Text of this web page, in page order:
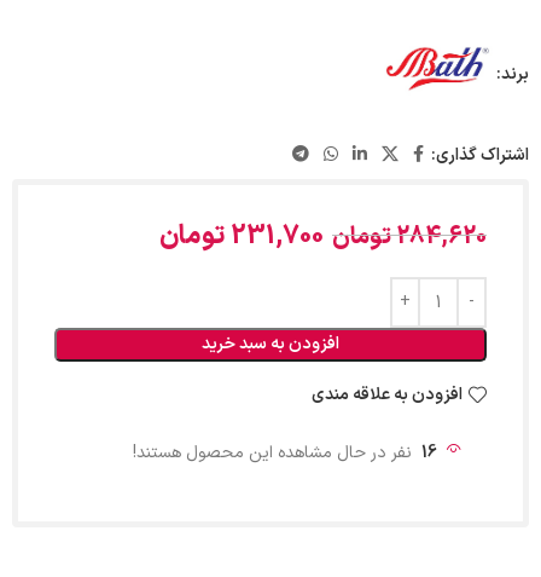
برند:
اشتراک گذاری:
284,620تومان 231,700تومان
افزودن به سبد خرید
افزودن به علاقه مندی
16 نفر در حال مشاهده این محصول هستند!